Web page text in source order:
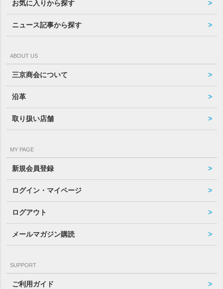
お気に入りから探す
ニュース記事から探す
ABOUT US
三京商会について
沿革
取り扱い店舗
MY PAGE
新規会員登録
ログイン・マイページ
ログアウト
メールマガジン購読
SUPPORT
ご利用ガイド